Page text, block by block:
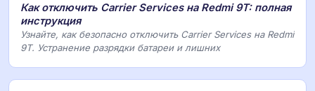
Как отключить Carrier Services на Redmi 9T: полная
инструкция
Узнайте, как безопасно отключить Carrier Services на Redmi
9T. Устранение разрядки батареи и лишних